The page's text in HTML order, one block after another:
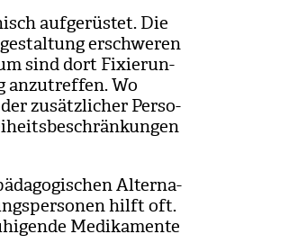
auf­ge­rüs­tet. Die
erschwe­ren
sind dort Fixie­run­
anzu­tref­fen. Wo
zusätz­li­cher Per­so­
Alter­na­
hilft oft.
Medi­ka­mente